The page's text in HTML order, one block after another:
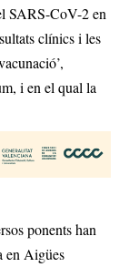
SARS-CoV-2 en
clínics i les
i en el qual la
ponents han
en Aigües